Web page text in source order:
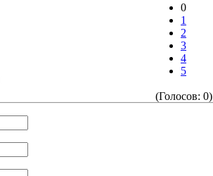
0
1
2
3
4
5
(Голосов: 0)